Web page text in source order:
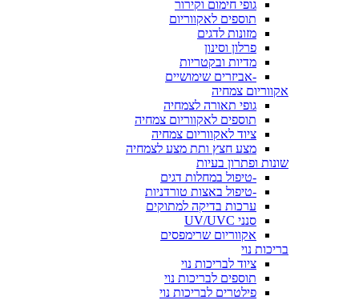
גופי חימום וקירור
תוספים לאקווריום
מזונות לדגים
פרלון וסינון
מדיות ובקטריות
-אביזרים שימושיים
אקווריום צמחיה
גופי תאורה לצמחיה
תוספים לאקווריום צמחיה
ציוד לאקווריום צמחיה
מצע חצץ ותת מצע לצמחיה
שונות ופתרון בעיות
-טיפול במחלות דגים
-טיפול באצות טורדניות
ערכות בדיקה למתוקים
סנני UV/UVC
אקווריום שרימפסים
בריכות נוי
ציוד לבריכות נוי
תוספים לבריכות נוי
פילטרים לבריכות נוי